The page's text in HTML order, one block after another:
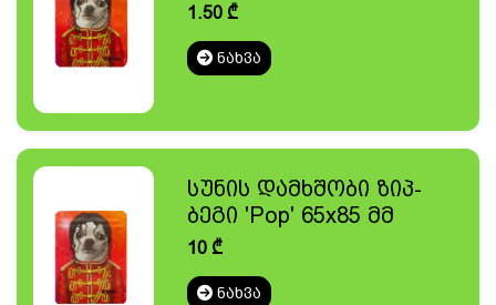
1.50 ₾
ᲜᲐᲮᲕᲐ
სუნის დამხშობი ზიპ-
ბეგი 'Pop' 65x85 მმ
10 ₾
ᲜᲐᲮᲕᲐ